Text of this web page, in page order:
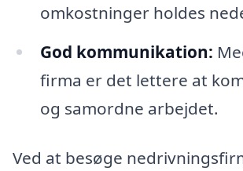
omkostninger holdes
God kommunikation:
firma er det lettere at
og samordne arbejdet.
Ved at besøge